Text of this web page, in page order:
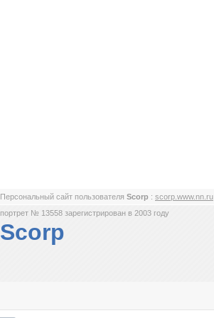
Персональный сайт пользователя Scorp : scorp.www.nn.ru
портрет № 13558 зарегистрирован в 2003 году
Scorp